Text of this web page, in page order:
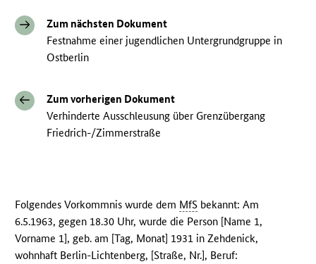
Zum nächsten Dokument
Festnahme einer jugendlichen Untergrundgruppe in
Ostberlin
Zum vorherigen Dokument
Verhinderte Ausschleusung über Grenzübergang
Friedrich-/Zimmerstraße
Folgendes Vorkommnis wurde dem MfS bekannt: Am
6.5.1963, gegen 18.30 Uhr, wurde die Person [Name 1,
Vorname 1], geb. am [Tag, Monat] 1931 in Zehdenick,
wohnhaft Berlin-Lichtenberg, [Straße, Nr.], Beruf: